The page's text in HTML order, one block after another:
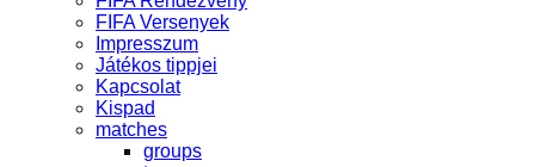
FIFA Versenyek
Impresszum
Játékos tippjei
Kapcsolat
Kispad
matches
groups